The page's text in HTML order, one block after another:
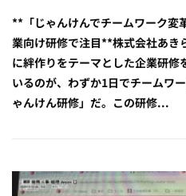
**「じゃんけんでチームワーク変
業向け研修で注目**株式会社あき
に絆作りをテーマとした企業研修
いるのが、わずか1日でチームワ
ゃんけん研修」だ。この研修...